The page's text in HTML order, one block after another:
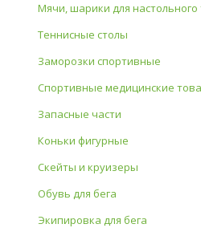
Мячи, шарики для настольного
Теннисные столы
Заморозки спортивные
Спортивные медицинские
Запасные части
Коньки фигурные
Скейты и круизеры
Обувь для бега
Экипировка для бега